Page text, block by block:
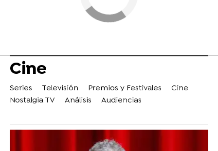
Cine
Series Televisión Premios y Festivales
Cine
Nostalgia TV
Análisis Audiencias